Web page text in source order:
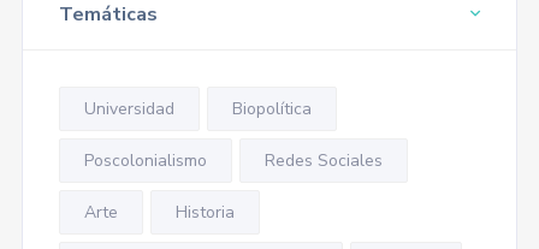
Temáticas
Universidad Biopolítica
Poscolonialismo Redes Sociales
Arte Historia